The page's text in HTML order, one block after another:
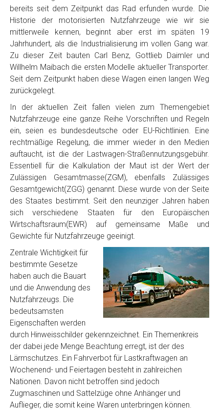
bereits seit dem Zeitpunkt das Rad erfunden wurde. Die
Historie der motorisierten Nutzfahrzeuge wie wir sie
mittlerweile kennen, beginnt aber erst im späten 19
Jahrhundert, als die Industrialisierung im vollen Gang war.
Zu dieser Zeit bauten Carl Benz, Gottlieb Daimler und
Willhelm Maibach die ersten Modelle aktueller Transporter.
Seit dem Zeitpunkt haben diese Wagen einen langen Weg
zurückgelegt.
In der aktuellen Zeit fallen vielen zum Themengebiet
Nutzfahrzeuge eine ganze Reihe Vorschriften und Regeln
ein, seien es bundesdeutsche oder EU-Richtlinien. Eine
rechtmäßige Regelung, die immer wieder in den Medien
auftaucht, ist die der Lastwagen-Straßennutzungsgebühr.
Essentiell für die Kalkulation der Maut ist der Wert der
Zulässigen Gesamtmasse(ZGM), ebenfalls Zulässiges
Gesamtgewicht(ZGG) genannt. Diese wurde von der Seite
des Staates bestimmt. Seit den neunziger Jahren haben
sich verschiedene Staaten für den Europäischen
Wirtschaftsraum(EWR) auf gemeinsame Maße und
Gewichte für Nutzfahrzeuge geeinigt.
Zentrale Wichtigkeit für
bestimmte Gesetze
haben auch die Bauart
und die Anwendung des
Nutzfahrzeugs. Die
bedeutsamsten
Eigenschaften werden
durch Hinweisschilder gekennzeichnet. Ein Themenkreis
der dabei jede Menge Beachtung erregt, ist der des
Lärmschutzes. Ein Fahrverbot für Lastkraftwagen an
Wochenend- und Feiertagen besteht in zahlreichen
Nationen. Davon nicht betroffen sind jedoch
Zugmaschinen und Sattelzüge ohne Anhänger und
Auflieger, die somit keine Waren unterbringen können.